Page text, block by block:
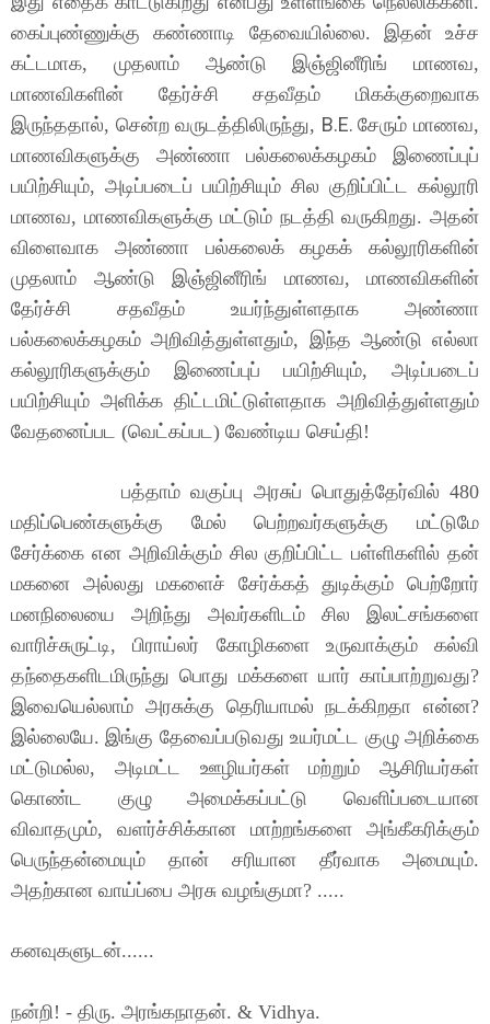
கைப்புண்ணுக்கு கண்ணாடி தேவையில்லை. இதன் உச்ச
கட்டமாக, முதலாம் ஆண்டு இஞ்ஜினீரிங் மாணவ,
மாணவிகளின் தேர்ச்சி சதவீதம் மிகக்குறைவாக
இருந்ததால், சென்ற வருடத்திலிருந்து, B.E.சேரும் மாணவ,
மாணவிகளுக்கு அண்ணா பல்கலைக்கழகம் இணைப்புப்
பயிற்சியும், அடிப்படைப் பயிற்சியும் சில குறிப்பிட்ட கல்லூரி
மாணவ, மாணவிகளுக்கு மட்டும் நடத்தி வருகிறது. அதன்
விளைவாக அண்ணா பல்கலைக் கழகக் கல்லூரிகளின்
முதலாம் ஆண்டு இஞ்ஜினீரிங் மாணவ, மாணவிகளின்
தேர்ச்சி சதவீதம் உயர்ந்துள்ளதாக அண்ணா
பல்கலைக்கழகம் அறிவித்துள்ளதும், இந்த ஆண்டு எல்லா
கல்லூரிகளுக்கும் இணைப்புப் பயிற்சியும், அடிப்படைப்
பயிற்சியும் அளிக்க திட்டமிட்டுள்ளதாக அறிவித்துள்ளதும்
வேதனைப்பட (வெட்கப்பட) வேண்டிய செய்தி!
பத்தாம் வகுப்பு அரசுப் பொதுத்தேர்வில் 480
மதிப்பெண்களுக்கு மேல் பெற்றவர்களுக்கு மட்டுமே
சேர்க்கை என அறிவிக்கும் சில குறிப்பிட்ட பள்ளிகளில் தன்
மகனை அல்லது மகளைச் சேர்க்கத் துடிக்கும் பெற்றோர்
மனநிலையை அறிந்து அவர்களிடம் சில இலட்சங்களை
வாரிச்சுருட்டி, பிராய்லர் கோழிகளை உருவாக்கும் கல்வி
தந்தைகளிடமிருந்து பொது மக்களை யார் காப்பாற்றுவது?
இவையெல்லாம் அரசுக்கு தெரியாமல் நடக்கிறதா என்ன?
இல்லையே. இங்கு தேவைப்படுவது உயர்மட்ட குழு அறிக்கை
மட்டுமல்ல, அடிமட்ட ஊழியர்கள் மற்றும் ஆசிரியர்கள்
கொண்ட குழு அமைக்கப்பட்டு வெளிப்படையான
விவாதமும், வளர்ச்சிக்கான மாற்றங்களை அங்கீகரிக்கும்
பெருந்தன்மையும் தான் சரியான தீர்வாக அமையும்.
அதற்கான வாய்ப்பை அரசு வழங்குமா? .....
கனவுகளுடன்......
நன்றி! - திரு. அரங்கநாதன். & Vidhya.